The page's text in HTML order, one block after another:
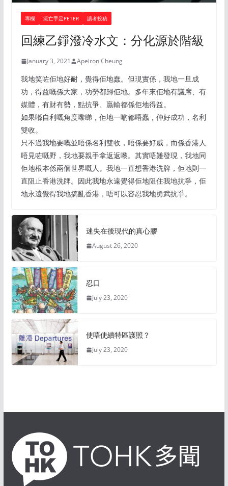
專欄 流亡手足PETER 讀者投稿
回練乙錚潑冷水文：分化源於階級
January 3, 2021 Apeiron Cheung
我地笑咗佢地好耐，覺得佢地蠢。但現實係，我地一旦成
功，得益嘅係大家，功勞都歸佢地。多年來佢地有議席、有
媒體，有財有勢，點抗爭、贏輸都係佢地得益。
如果喺自利嘅角度嚟睇，佢地一啲都唔蠢，仲好成功，名利
雙收。
只不過我地要嘅並唔係名利雙收，唔係要好威，而係香港人
唔見咗嘅野，我地要親手拿返返嚟。其實唔難發現，我地同
佢地根本係兩個世界嘅人。我地一直想香港洗牌，佢地則一
直阻止香港洗牌。因此我地永遠覺得佢地阻住我地抗爭，佢
地永遠覺得我地搞亂香港，唔可以容忍我地勇武抗爭。
迷失在後現代的真心膠
August 26, 2020
忍口
July 23, 2020
使唔使續特區護照？
July 23, 2020